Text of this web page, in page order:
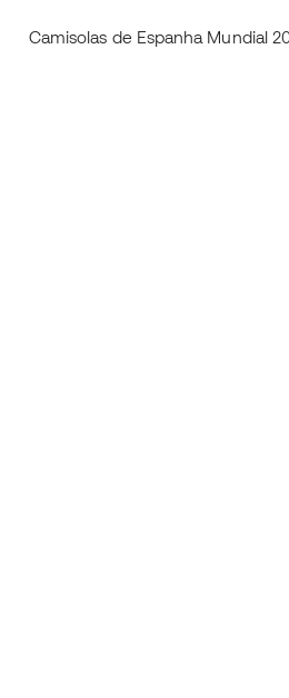
Camisolas de Espanha Mundial